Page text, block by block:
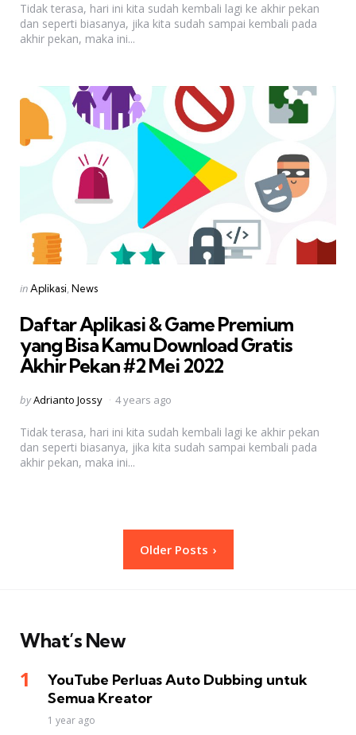
Tidak terasa, hari ini kita sudah kembali lagi ke akhir pekan
dan seperti biasanya, jika kita sudah sampai kembali pada
akhir pekan, maka ini...
Categories
Posted
inAplikasi News
Daftar Aplikasi & Game Premium
yang Bisa Kamu Download Gratis 
Akhir Pekan #2 Mei 2022
Posted
byAdrianto Jossy 4 years ago
Tidak terasa, hari ini kita sudah kembali lagi ke akhir pekan
dan seperti biasanya, jika kita sudah sampai kembali pada
akhir pekan, maka ini...
Older Posts
What’s New
YouTube Perluas Auto Dubbing untuk
Semua Kreator
1 year ago